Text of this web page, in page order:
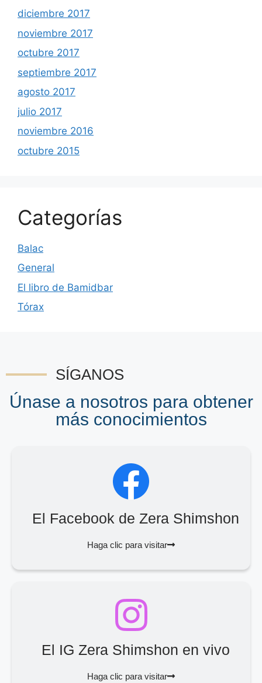
diciembre 2017
noviembre 2017
octubre 2017
septiembre 2017
agosto 2017
julio 2017
noviembre 2016
octubre 2015
Categorías
Balac
General
El libro de Bamidbar
Tórax
SÍGANOS
Únase a nosotros para obtener
más conocimientos
El Facebook de Zera Shimshon
Haga clic para visitar
El IG Zera Shimshon en vivo
Haga clic para visitar